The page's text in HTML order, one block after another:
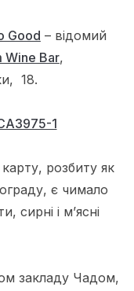
Good – відомий
Wine Bar,
18.
розбиту як
є чимало
сирні і м’ясні
закладу Чадом,